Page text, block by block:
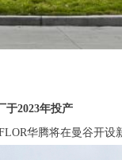
于2023年投产
华腾将在曼谷开设